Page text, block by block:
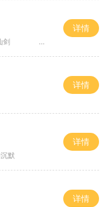
)))))
详情
详情
沉默
详情
详情